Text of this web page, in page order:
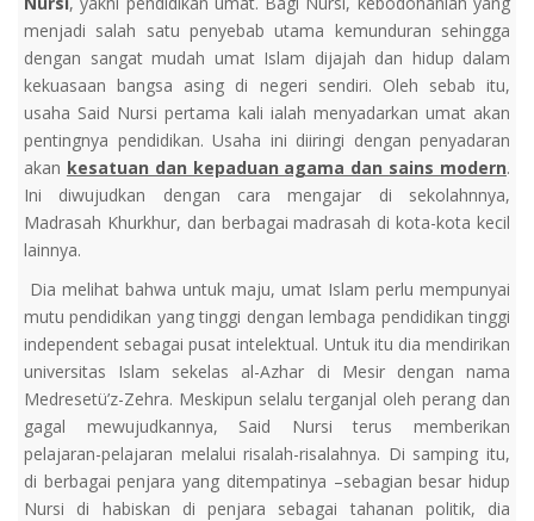
menjadi salah satu penyebab utama kemunduran sehingga
dengan sangat mudah umat Islam dijajah dan hidup dalam
kekuasaan bangsa asing di negeri sendiri. Oleh sebab itu,
usaha Said Nursi pertama kali ialah menyadarkan umat akan
pentingnya pendidikan. Usaha ini diiringi dengan penyadaran
akan kesatuan dan kepaduan agama dan sains modern.
Ini diwujudkan dengan cara mengajar di sekolahnnya,
Madrasah Khurkhur, dan berbagai madrasah di kota-kota kecil
lainnya.
Dia melihat bahwa untuk maju, umat Islam perlu mempunyai
mutu pendidikan yang tinggi dengan lembaga pendidikan tinggi
independent sebagai pusat intelektual. Untuk itu dia mendirikan
universitas Islam sekelas al-Azhar di Mesir dengan nama
Medresetü’z-Zehra. Meskipun selalu terganjal oleh perang dan
gagal mewujudkannya, Said Nursi terus memberikan
pelajaran-pelajaran melalui risalah-risalahnya. Di samping itu,
di berbagai penjara yang ditempatinya –sebagian besar hidup
Nursi di habiskan di penjara sebagai tahanan politik, dia